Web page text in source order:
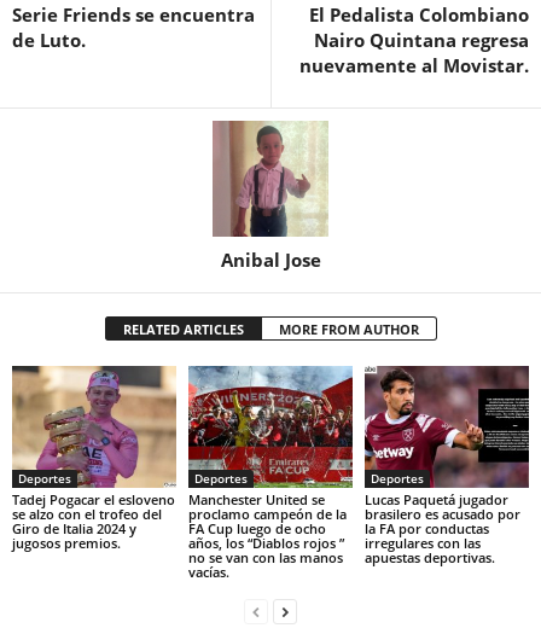
Serie Friends se encuentra
de Luto.
El Pedalista Colombiano
Nairo Quintana regresa
nuevamente al Movistar.
Anibal Jose
RELATED ARTICLES MORE FROM AUTHOR
Deportes
Tadej Pogacar el esloveno
se alzo con el trofeo del
Giro de Italia 2024 y
jugosos premios.
Deportes
Manchester United se
proclamo campeón de la
FA Cup luego de ocho
años, los “Diablos rojos ”
no se van con las manos
vacías.
Deportes
Lucas Paquetá jugador
brasilero es acusado por
la FA por conductas
irregulares con las
apuestas deportivas.